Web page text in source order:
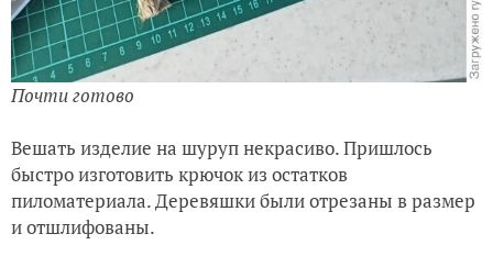
Почти готово
Вешать изделие на шуруп некрасиво. Пришлось
быстро изготовить крючок из остатков
пиломатериала. Деревяшки были отрезаны в размер
и отшлифованы.